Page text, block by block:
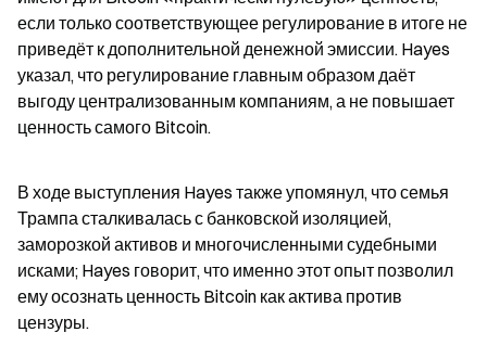
если только соответствующее регулирование в итоге не
приведёт к дополнительной денежной эмиссии. Hayes
указал, что регулирование главным образом даёт
выгоду централизованным компаниям, а не повышает
ценность самого Bitcoin.
В ходе выступления Hayes также упомянул, что семья
Трампа сталкивалась с банковской изоляцией,
заморозкой активов и многочисленными судебными
исками; Hayes говорит, что именно этот опыт позволил
ему осознать ценность Bitcoin как актива против
цензуры.